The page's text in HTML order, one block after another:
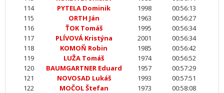
114
PYTELA Dominik 1998
00:56:13
115
ORTH Ján 1963
00:56:27
116
ŤOK Tomáš 1995
00:56:34
117
PLÍVOVÁ Kristýna 2001
00:56:34
118
KOMOŇ Robin 1985
00:56:42
119
LUŽA Tomáš 1974
00:56:52
120
BAUMGARTNER Eduard 1957
00:57:29
121
NOVOSAD Lukáš 1993
00:57:51
122
MOČOL Štefan 1973
00:58:08